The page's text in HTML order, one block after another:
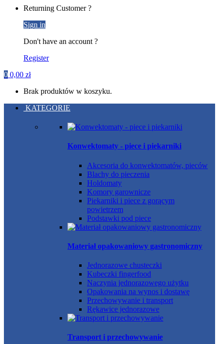
Returning Customer ?
Sign in
Don't have an account ?
Register
0 0,00 zł
Brak produktów w koszyku.
KATEGORIE
Konwektomaty - piece i piekarniki
Akcesoria do konwektomatów, pieców
Blachy do pieczenia
Holdomaty
Komory garownicze
Piekarniki i piece z gorącym
powietrzem
Podstawki pod piece
Materiał opakowaniowy gastronomiczny
Jednorazowe chusteczki
Kubeczki fingerfood
Naczynia jednorazowego użytku
Opakowania na wynos i dostawę
Przechowywanie i transport
Rękawice jednorazowe
Transport i przechowywanie